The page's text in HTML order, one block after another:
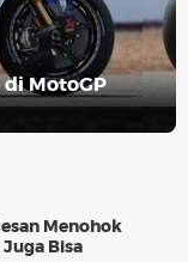
MotoGP
Menohok
Bisa